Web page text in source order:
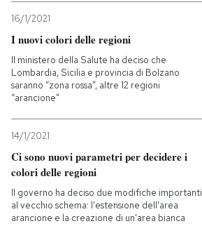
I MIEI PREFERITI
SHOP
CALENDARIO
AREA PERSONALE
16/1/2021
I nuovi colori delle regioni
Il ministero della Salute ha deciso che
Lombardia, Sicilia e provincia di Bolzano
saranno “zona rossa”, altre 12 regioni
“arancione”
14/1/2021
Ci sono nuovi parametri per decidere i
colori delle regioni
Il governo ha deciso due modifiche importanti
al vecchio schema: l'estensione dell'area
arancione e la creazione di un'area bianca